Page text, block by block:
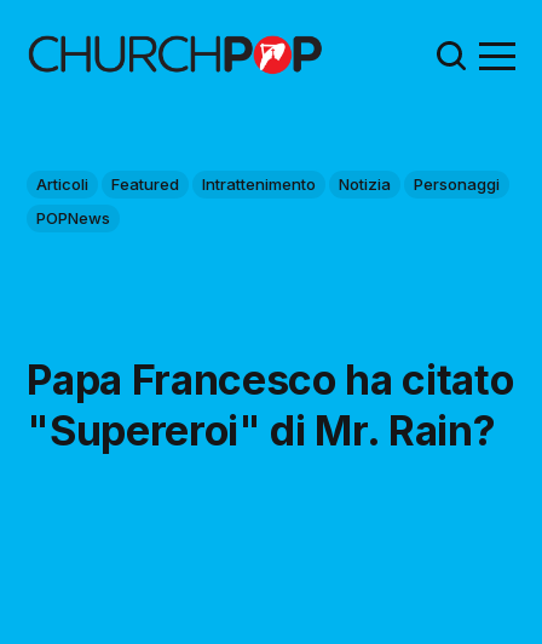
Articoli Featured Intrattenimento Notizia
Personaggi
POPNews
Papa Francesco ha citato
"Supereroi" di Mr. Rain?